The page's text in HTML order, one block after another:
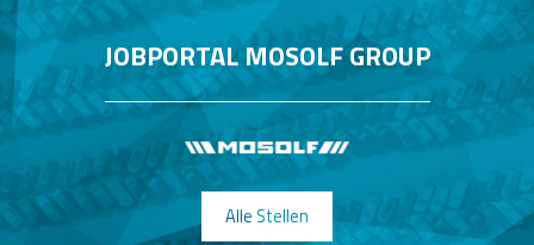
JOBPORTAL MOSOLF GROUP
Alle Stellen